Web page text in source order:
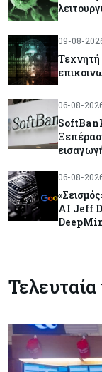
Κύπρος
Κόσμος
μαμούθ
Πώς οι
09-08-
Τεχνητή
06-08-
06-08-
AI Jeff